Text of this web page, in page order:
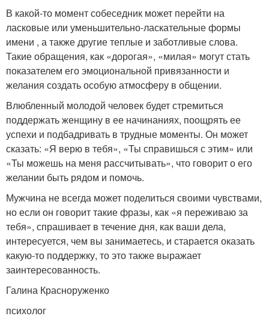
В какой-то момент собеседник может перейти на
ласковые или уменьшительно-ласкательные формы
имени , а также другие теплые и заботливые слова.
Такие обращения, как «дорогая», «милая» могут стать
показателем его эмоциональной привязанности и
желания создать особую атмосферу в общении.
Влюбленный молодой человек будет стремиться
поддержать женщину в ее начинаниях, поощрять ее
успехи и подбадривать в трудные моменты. Он может
сказать: «Я верю в тебя», «Ты справишься с этим» или
«Ты можешь на меня рассчитывать», что говорит о его
желании быть рядом и помочь.
Мужчина не всегда может поделиться своими чувствами,
но если он говорит такие фразы, как «я переживаю за
тебя», спрашивает в течение дня, как ваши дела,
интересуется, чем вы занимаетесь, и старается оказать
какую-то поддержку, то это также выражает
заинтересованность.
Галина Красноруженко
психолог